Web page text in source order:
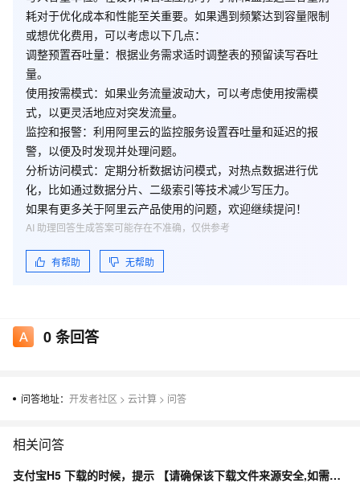
耗对于优化成本和性能至关重要。如果遇到频繁达到容量限制
或想优化费用，可以考虑以下几点：
调整预置吞吐量：根据业务需求适时调整表的预留读写吞吐
量。
使用按需模式：如果业务流量波动大，可以考虑使用按需模
式，以更灵活地应对突发流量。
监控和报警：利用阿里云的监控服务设置吞吐量和延迟的报
警，以便及时发现并处理问题。
分析访问模式：定期分析数据访问模式，对热点数据进行优
化，比如通过数据分片、二级索引等技术减少写压力。
如果有更多关于阿里云产品使用的问题，欢迎继续提问！
有帮助 无帮助
AI 助理回答生成答案可能存在不准确，仅供参考
0条回答
问答地址： 开发者社区 > 云计算 > 问答
相关问答
支付宝H5 下载的时候，提示 【请确保该下载文件来源安全,如需浏览,请长按网址复制后使用浏览器访问】